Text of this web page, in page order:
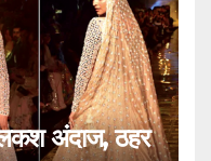
अंदाज, ठहर